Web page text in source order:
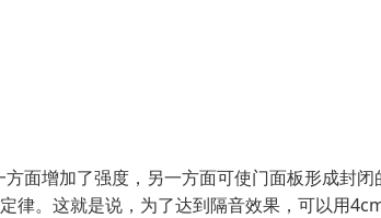
面增加了强度，另一方面可使门面板形成封闭
律。这就是说，为了达到隔音效果，可以用